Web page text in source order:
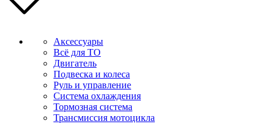
Аксессуары
Всё для ТО
Двигатель
Подвеска и колеса
Руль и управление
Система охлаждения
Тормозная система
Трансмиссия мотоцикла